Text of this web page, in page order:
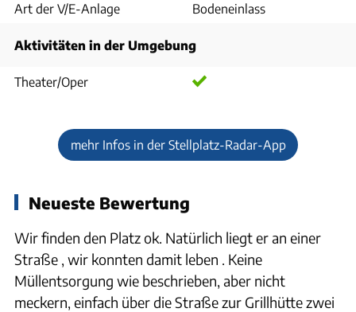
Art der V/E-Anlage Bodeneinlass
Aktivitäten in der Umgebung
Theater/Oper
mehr Infos in der Stellplatz-Radar-App
Neueste Bewertung
Wir finden den Platz ok. Natürlich liegt er an einer
Straße , wir konnten damit leben . Keine
Müllentsorgung wie beschrieben, aber nicht
meckern, einfach über die Straße zur Grillhütte zwei